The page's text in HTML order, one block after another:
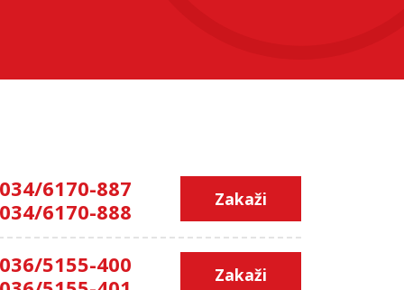
034/6170-887
034/6170-888
Zakaži
036/5155-400
Zakaži